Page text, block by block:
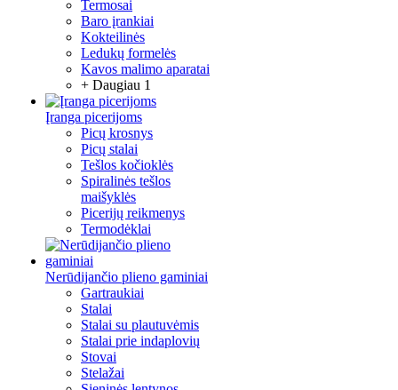
Termosai
Baro įrankiai
Kokteilinės
Ledukų formelės
Kavos malimo aparatai
+ Daugiau 1
Įranga picerijoms
Picų krosnys
Picų stalai
Tešlos kočioklės
Spiralinės tešlos
maišyklės
Picerijų reikmenys
Termodėklai
Nerūdijančio plieno gaminiai
Gartraukiai
Stalai
Stalai su plautuvėmis
Stalai prie indaplovių
Stovai
Stelažai